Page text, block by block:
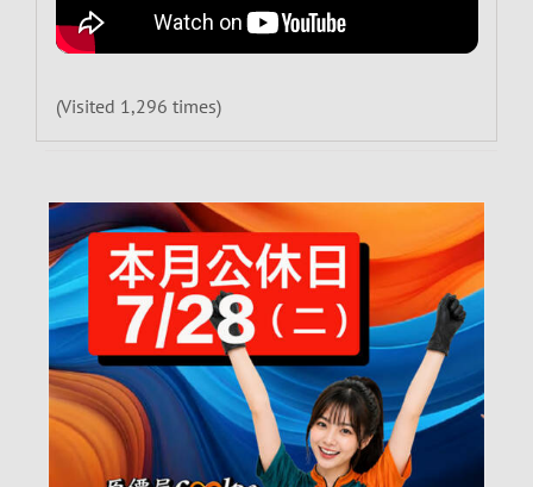
(Visited 1,296 times)